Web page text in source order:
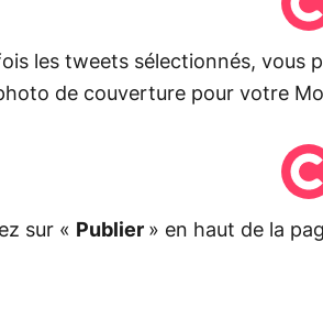
les tweets sélectionnés, vous
de couverture pour votre
sur « Publier » en haut de la